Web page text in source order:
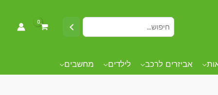
אביזרים לרכב לילדים מחשבים